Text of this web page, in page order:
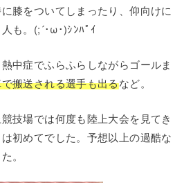
膝をついてしまったり、仰向けに
も。(;´･ω･)ｼﾝﾊﾟｲ
中症でふらふらしながらゴールま
搬送される選手も出るなど。
技場では何度も陸上大会を見てき
初めてでした。予想以上の過酷な
。